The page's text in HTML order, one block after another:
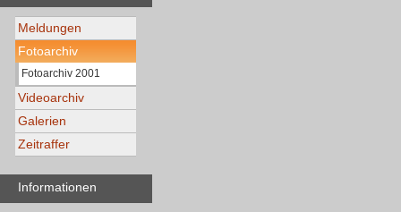
Meldungen
Fotoarchiv
Fotoarchiv 2001
Videoarchiv
Galerien
Zeitraffer
Informationen